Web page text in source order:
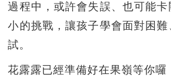
過程中，或許會失誤、也可能
小的挑戰，讓孩子學會面對困
試。
花露露已經準備好在果嶺等你囉